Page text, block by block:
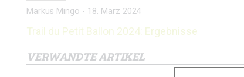
Markus Mingo - 18. März 2024
Trail du Petit Ballon 2024: Ergebnisse
VERWANDTE ARTIKEL